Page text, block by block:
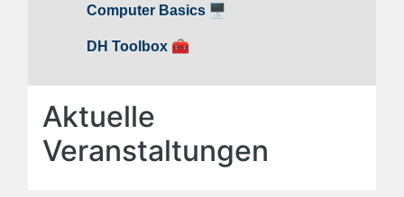
Computer Basics 🖥️
DH Toolbox 🧰
Aktuelle
Veranstaltungen